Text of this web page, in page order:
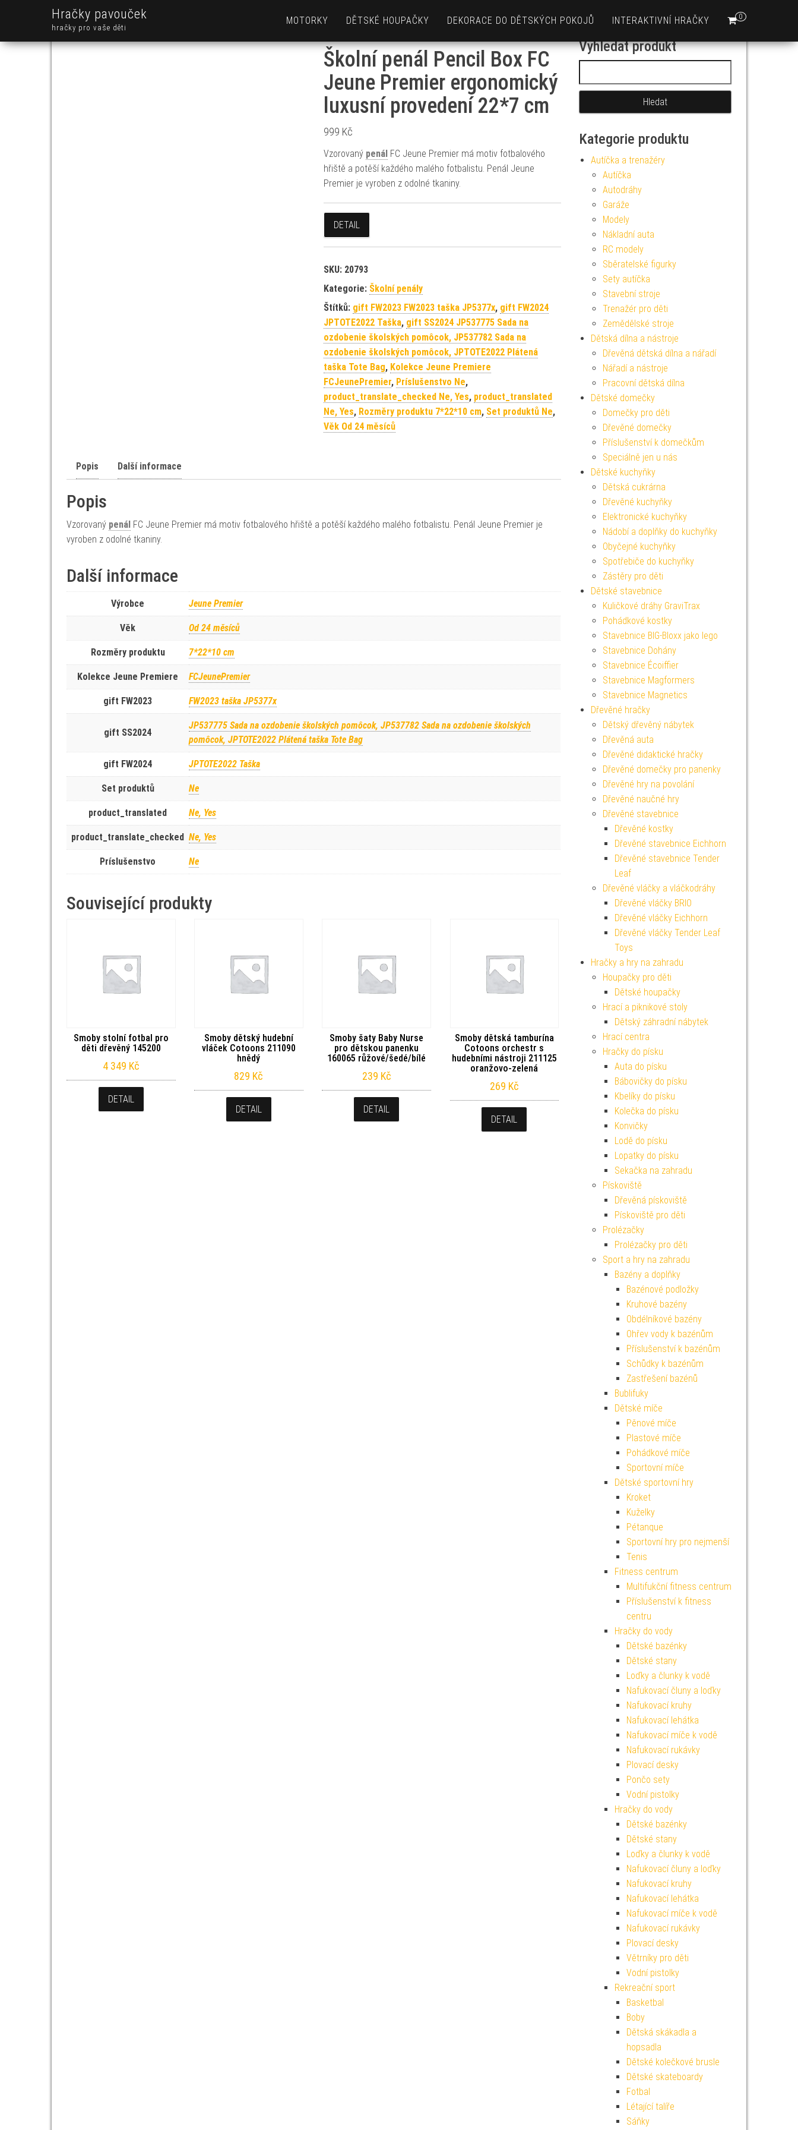
Hračky pavouček
hračky pro vaše děti
0
MOTORKY DĚTSKÉ HOUPAČKY DEKORACE DO DĚTSKÝCH POKOJŮ INTERAKTIVNÍ HRAČKY
Školní penál Pencil Box FC
Jeune Premier ergonomický
luxusní provedení 22*7 cm
999 Kč
Vzorovaný penálFC Jeune Premier má motiv fotbalového
hřiště a potěší každého malého fotbalistu. Penál Jeune
Premier je vyroben z odolné tkaniny.
DETAIL
SKU: 20793
Kategorie: Školní penály
Štítků: gift FW2023 FW2023 taška JP5377x, gift FW2024
JPTOTE2022 Taška, gift SS2024 JP537775 Sada na
ozdobenie školských pomôcok, JP537782 Sada na
ozdobenie školských pomôcok, JPTOTE2022 Plátená
taška Tote Bag, Kolekce Jeune Premiere
FCJeunePremier, Príslušenstvo Ne,
product_translate_checked Ne, Yes, product_translated
Ne, Yes, Rozměry produktu 7*22*10 cm, Set produktů Ne,
Věk Od 24 měsíců
Popis Další informace
Popis
Vzorovaný penál FC Jeune Premier má motiv fotbalového hřiště a potěší každého malého fotbalistu. Penál Jeune Premier je
vyroben z odolné tkaniny.
Další informace
Výrobce Jeune Premier
Věk Od 24 měsíců
Rozměry produktu 7*22*10 cm
Kolekce Jeune Premiere FCJeunePremier
gift FW2023 FW2023 taška JP5377x
gift SS2024
JP537775 Sada na ozdobenie školských pomôcok, JP537782 Sada na ozdobenie školských
pomôcok, JPTOTE2022 Plátená taška Tote Bag
gift FW2024 JPTOTE2022 Taška
Set produktů Ne
product_translated Ne, Yes
product_translate_checked Ne, Yes
Príslušenstvo Ne
Související produkty
Smoby stolní fotbal pro
děti dřevěný 145200
4 349 Kč
DETAIL
Smoby dětský hudební
vláček Cotoons 211090
hnědý
829 Kč
DETAIL
Smoby šaty Baby Nurse
pro dětskou panenku
160065 růžové/šedé/bílé
239 Kč
DETAIL
Smoby dětská tamburína
Cotoons orchestr s
hudebními nástroji 211125
oranžovo-zelená
269 Kč
DETAIL
Vyhledat produkt
Kategorie produktu
Autíčka a trenažéry
Autíčka
Autodráhy
Garáže
Modely
Nákladní auta
RC modely
Sběratelské figurky
Sety autíčka
Stavební stroje
Trenažér pro děti
Zemědělské stroje
Dětská dílna a nástroje
Dřevěná dětská dílna a nářadí
Nářadí a nástroje
Pracovní dětská dílna
Dětské domečky
Domečky pro děti
Dřevěné domečky
Příslušenství k domečkům
Speciálně jen u nás
Dětské kuchyňky
Dětská cukrárna
Dřevěné kuchyňky
Elektronické kuchyňky
Nádobí a doplňky do kuchyňky
Obyčejné kuchyňky
Spotřebiče do kuchyňky
Zástěry pro děti
Dětské stavebnice
Kuličkové dráhy GraviTrax
Pohádkové kostky
Stavebnice BIG-Bloxx jako lego
Stavebnice Dohány
Stavebnice Écoiffier
Stavebnice Magformers
Stavebnice Magnetics
Dřevěné hračky
Dětský dřevěný nábytek
Dřevěná auta
Dřevěné didaktické hračky
Dřevěné domečky pro panenky
Dřevěné hry na povolání
Dřevěné naučné hry
Dřevěné stavebnice
Dřevěné kostky
Dřevěné stavebnice Eichhorn
Dřevěné stavebnice Tender
Leaf
Dřevěné vláčky a vláčkodráhy
Dřevěné vláčky BRIO
Dřevěné vláčky Eichhorn
Dřevěné vláčky Tender Leaf
Toys
Hračky a hry na zahradu
Houpačky pro děti
Dětské houpačky
Hrací a piknikové stoly
Dětský záhradní nábytek
Hrací centra
Hračky do písku
Auta do písku
Bábovičky do písku
Kbelíky do písku
Kolečka do písku
Konvičky
Lodě do písku
Lopatky do písku
Sekačka na zahradu
Pískoviště
Dřevěná pískoviště
Pískoviště pro děti
Prolézačky
Prolézačky pro děti
Sport a hry na zahradu
Bazény a doplňky
Bazénové podložky
Kruhové bazény
Obdélníkové bazény
Ohřev vody k bazénům
Příslušenství k bazénům
Schůdky k bazénům
Zastřešení bazénů
Bublifuky
Dětské míče
Pěnové míče
Plastové míče
Pohádkové míče
Sportovní míče
Dětské sportovní hry
Kroket
Kuželky
Pétanque
Sportovní hry pro nejmenší
Tenis
Fitness centrum
Multifukční fitness centrum
Příslušenství k fitness
centru
Hračky do vody
Dětské bazénky
Dětské stany
Loďky a člunky k vodě
Nafukovací čluny a loďky
Nafukovací kruhy
Nafukovací lehátka
Nafukovací míče k vodě
Nafukovací rukávky
Plovací desky
Pončo sety
Vodní pistolky
Hračky do vody
Dětské bazénky
Dětské stany
Loďky a člunky k vodě
Nafukovací čluny a loďky
Nafukovací kruhy
Nafukovací lehátka
Nafukovací míče k vodě
Nafukovací rukávky
Plovací desky
Větrníky pro děti
Vodní pistolky
Rekreační sport
Basketbal
Boby
Dětská skákadla a
hopsadla
Dětské kolečkové brusle
Dětské skateboardy
Fotbal
Létající talíře
Sáňky